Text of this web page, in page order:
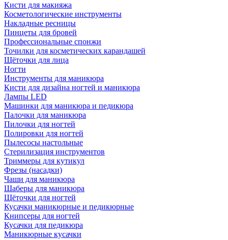
Кисти для макияжа
Косметологические инструменты
Накладные ресницы
Пинцеты для бровей
Профессиональные спонжи
Точилки для косметических карандашей
Щёточки для лица
Ногти
Инструменты для маникюра
Кисти для дизайна ногтей и маникюра
Лампы LED
Машинки для маникюра и педикюра
Палочки для маникюра
Пилочки для ногтей
Полировки для ногтей
Пылесосы настольные
Стерилизация инструментов
Триммеры для кутикул
Фрезы (насадки)
Чаши для маникюра
Шаберы для маникюра
Щёточки для ногтей
Кусачки маникюрные и педикюрные
Книпсеры для ногтей
Кусачки для педикюра
Маникюрные кусачки